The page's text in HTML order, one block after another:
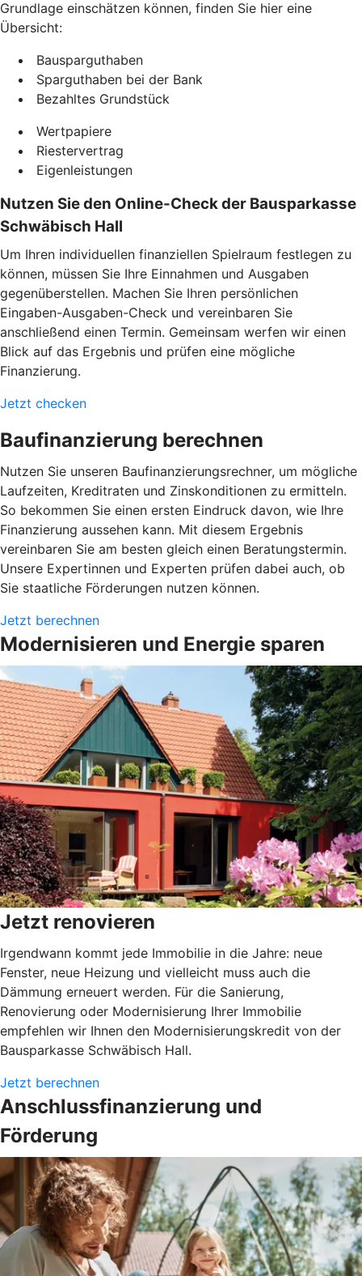
Grundlage einschätzen können, finden Sie hier eine
Übersicht:
Bausparguthaben
Sparguthaben bei der Bank
Bezahltes Grundstück
Wertpapiere
Riestervertrag
Eigenleistungen
Nutzen Sie den Online-Check der Bausparkasse
Schwäbisch Hall
Um Ihren individuellen finanziellen Spielraum festlegen zu
können, müssen Sie Ihre Einnahmen und Ausgaben
gegenüberstellen. Machen Sie Ihren persönlichen
Eingaben-Ausgaben-Check und vereinbaren Sie
anschließend einen Termin. Gemeinsam werfen wir einen
Blick auf das Ergebnis und prüfen eine mögliche
Finanzierung.
Jetzt checken
Baufinanzierung berechnen
Nutzen Sie unseren Baufinanzierungsrechner, um mögliche
Laufzeiten, Kreditraten und Zinskonditionen zu ermitteln.
So bekommen Sie einen ersten Eindruck davon, wie Ihre
Finanzierung aussehen kann. Mit diesem Ergebnis
vereinbaren Sie am besten gleich einen Beratungstermin.
Unsere Expertinnen und Experten prüfen dabei auch, ob
Sie staatliche Förderungen nutzen können.
Jetzt berechnen
Modernisieren und Energie sparen
Jetzt renovieren
Irgendwann kommt jede Immobilie in die Jahre: neue
Fenster, neue Heizung und vielleicht muss auch die
Dämmung erneuert werden. Für die Sanierung,
Renovierung oder Modernisierung Ihrer Immobilie
empfehlen wir Ihnen den Modernisierungskredit von der
Bausparkasse Schwäbisch Hall.
Jetzt berechnen
Anschlussfinanzierung und
Förderung